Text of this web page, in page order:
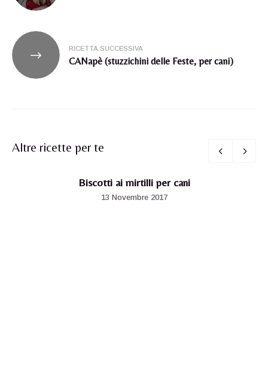
RICETTA SUCCESSIVA
CANapè (stuzzichini delle Feste, per cani)
Altre ricette per te
Biscotti ai mirtilli per cani
13 Novembre 2017